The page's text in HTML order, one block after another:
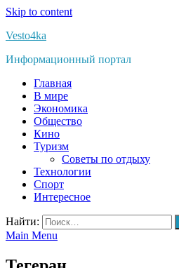
Skip to content
Vesto4ka
Информационный портал
Главная
В мире
Экономика
Общество
Кино
Туризм
Советы по отдыху
Технологии
Спорт
Интересное
Найти:
Main Menu